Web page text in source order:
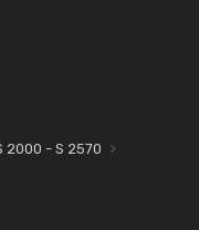
2000 - S 2570